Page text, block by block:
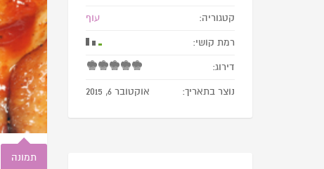
תמונה
קטגוריה: עוף
רמת קושי:
דירוג:
נוצר בתאריך: אוקטובר 6, 2015